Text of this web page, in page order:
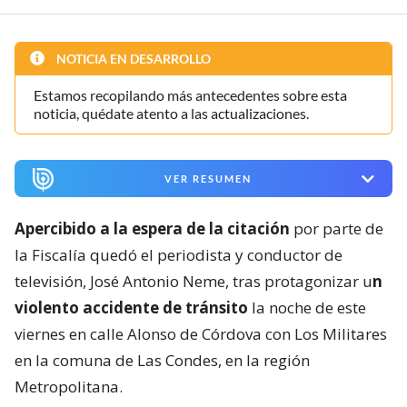
NOTICIA EN DESARROLLO
Estamos recopilando más antecedentes sobre esta
noticia, quédate atento a las actualizaciones.
VER RESUMEN
Apercibido a la espera de la citación por parte de
la Fiscalía quedó el periodista y conductor de
televisión, José Antonio Neme, tras protagonizar un
violento accidente de tránsito la noche de este
viernes en calle Alonso de Córdova con Los Militares
en la comuna de Las Condes, en la región
Metropolitana.